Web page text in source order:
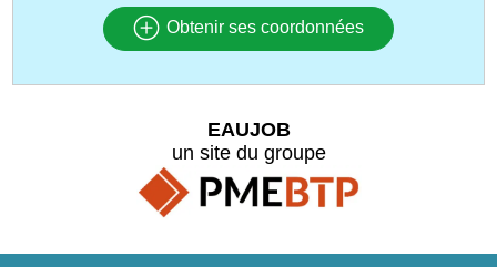
Obtenir ses coordonnées
EAUJOB
un site du groupe